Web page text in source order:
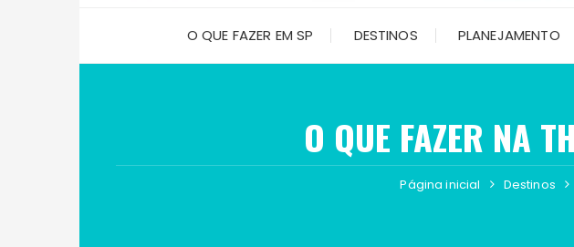
O QUE FAZER EM SP DESTINOS PLANEJAMENTO
O QUE FAZER NA
Página inicial Destinos